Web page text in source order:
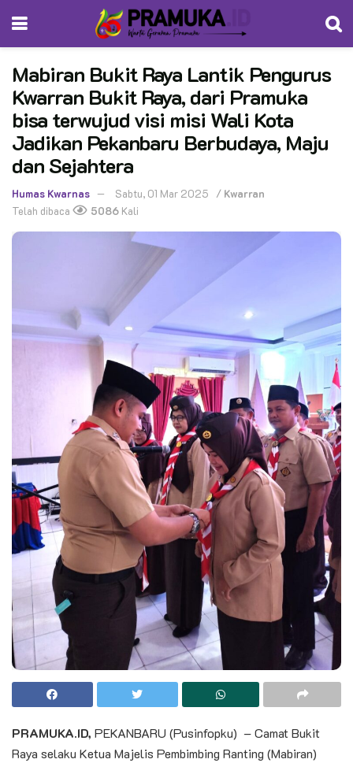
Mabiran Bukit Raya Lantik Pengurus
Kwarran Bukit Raya, dari Pramuka
bisa terwujud visi misi Wali Kota
Jadikan Pekanbaru Berbudaya, Maju
dan Sejahtera
Humas Kwarnas Sabtu, 01 Mar 2025 / Kwarran
Telah dibaca
5086 Kali
PRAMUKA.ID, PEKANBARU (Pusinfopku) – Camat Bukit
Raya selaku Ketua Majelis Pembimbing Ranting (Mabiran)